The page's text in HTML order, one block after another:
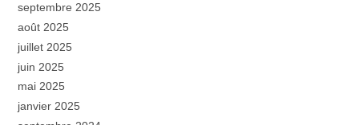
septembre 2025
août 2025
juillet 2025
juin 2025
mai 2025
janvier 2025